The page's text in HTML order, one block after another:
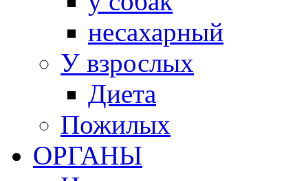
несахарный
У взрослых
Диета
Пожилых
ОРГАНЫ